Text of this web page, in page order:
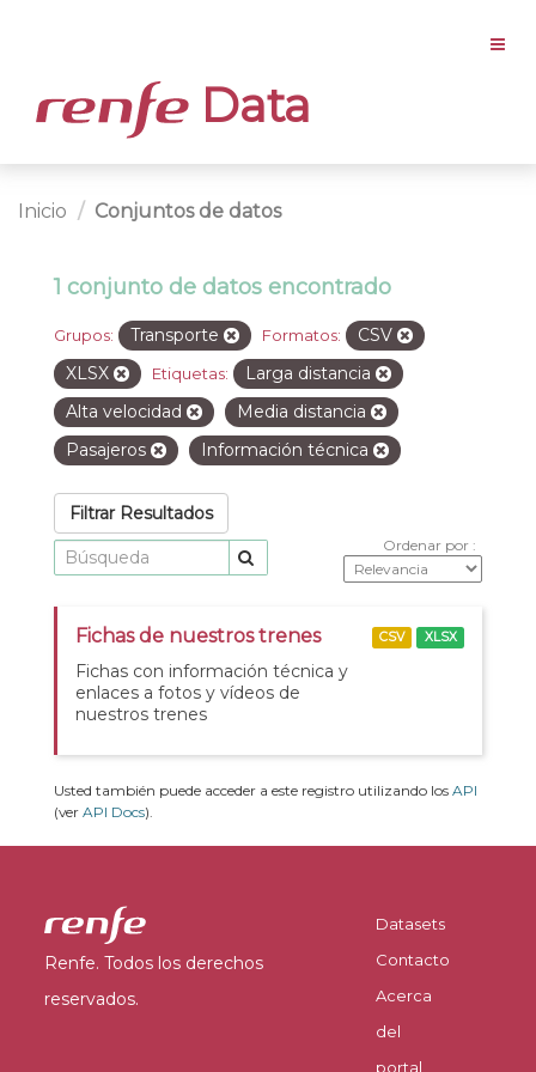
Data
Inicio Conjuntos de datos
1 conjunto de datos encontrado
Grupos: Transporte Formatos:
CSV
XLSX
Etiquetas:
Larga distancia
Alta velocidad
Media distancia
Pasajeros
Información técnica
Filtrar Resultados
Ordenar por
Fichas de nuestros trenes
Fichas con información técnica y
enlaces a fotos y vídeos de
nuestros trenes
CSV XLSX
Usted también puede acceder a este registro utilizando los API
(ver API Docs).
Renfe. Todos los derechos
reservados.
Datasets
Contacto
Acerca
del
portal